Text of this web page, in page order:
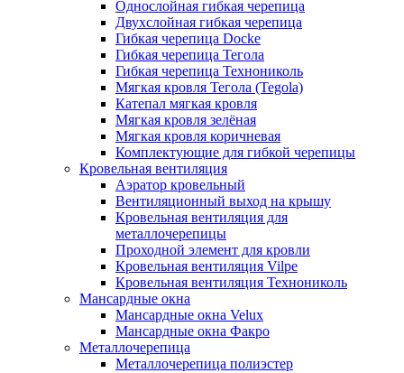
Однослойная гибкая черепица
Двухслойная гибкая черепица
Гибкая черепица Docke
Гибкая черепица Тегола
Гибкая черепица Технониколь
Мягкая кровля Тегола (Tegola)
Катепал мягкая кровля
Мягкая кровля зелёная
Мягкая кровля коричневая
Комплектующие для гибкой черепицы
Кровельная вентиляция
Аэратор кровельный
Вентиляционный выход на крышу
Кровельная вентиляция для
металлочерепицы
Проходной элемент для кровли
Кровельная вентиляция Vilpe
Кровельная вентиляция Технониколь
Мансардные окна
Мансардные окна Velux
Мансардные окна Факро
Металлочерепица
Металлочерепица полиэстер